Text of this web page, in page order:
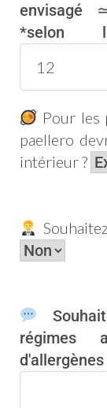
envisagé
*selon
Pour les
paellero
intérieur ?
régimes